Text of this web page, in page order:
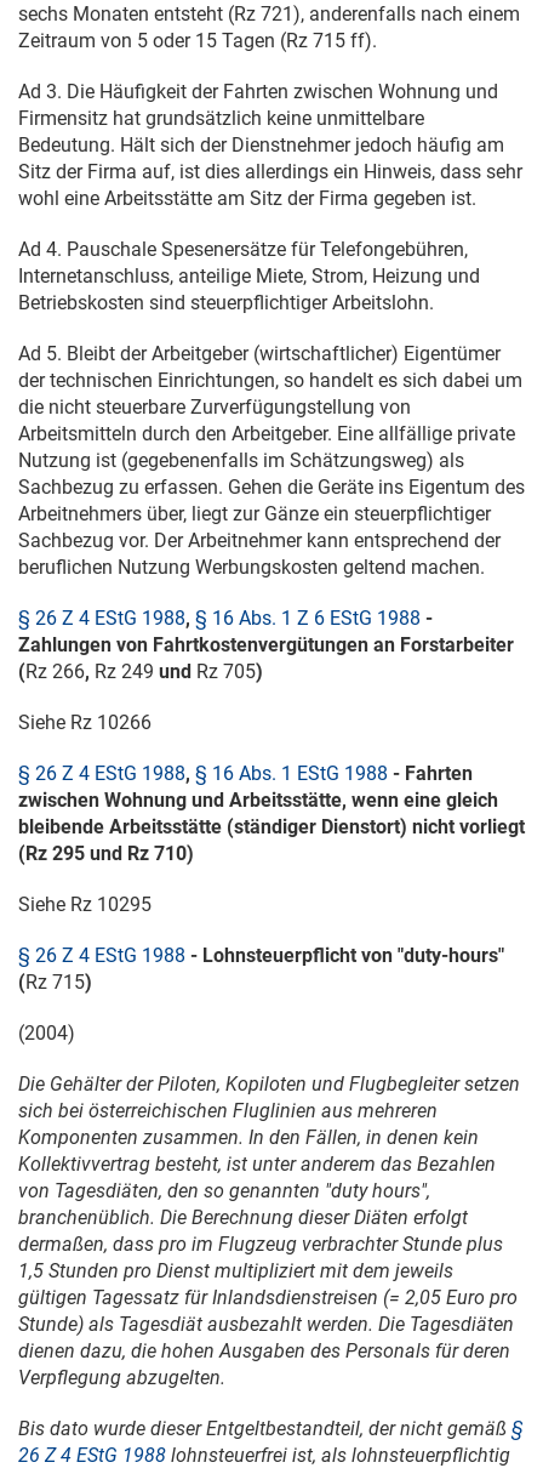
sechs Monaten entsteht (Rz 721), anderenfalls nach einem
Zeitraum von 5 oder 15 Tagen (Rz 715 ff).
Ad 3. Die Häufigkeit der Fahrten zwischen Wohnung und
Firmensitz hat grundsätzlich keine unmittelbare
Bedeutung. Hält sich der Dienstnehmer jedoch häufig am
Sitz der Firma auf, ist dies allerdings ein Hinweis, dass sehr
wohl eine Arbeitsstätte am Sitz der Firma gegeben ist.
Ad 4. Pauschale Spesenersätze für Telefongebühren,
Internetanschluss, anteilige Miete, Strom, Heizung und
Betriebskosten sind steuerpflichtiger Arbeitslohn.
Ad 5. Bleibt der Arbeitgeber (wirtschaftlicher) Eigentümer
der technischen Einrichtungen, so handelt es sich dabei um
die nicht steuerbare Zurverfügungstellung von
Arbeitsmitteln durch den Arbeitgeber. Eine allfällige private
Nutzung ist (gegebenenfalls im Schätzungsweg) als
Sachbezug zu erfassen. Gehen die Geräte ins Eigentum des
Arbeitnehmers über, liegt zur Gänze ein steuerpflichtiger
Sachbezug vor. Der Arbeitnehmer kann entsprechend der
beruflichen Nutzung Werbungskosten geltend machen.
§ 26 Z 4 EStG 1988, § 16 Abs. 1 Z 6 EStG 1988 -
Zahlungen von Fahrtkostenvergütungen an Forstarbeiter
(Rz 266, Rz 249 und Rz 705)
Siehe Rz 10266
§ 26 Z 4 EStG 1988, § 16 Abs. 1 EStG 1988 - Fahrten
zwischen Wohnung und Arbeitsstätte, wenn eine gleich
bleibende Arbeitsstätte (ständiger Dienstort) nicht vorliegt
(Rz 295 und Rz 710)
Siehe Rz 10295
§ 26 Z 4 EStG 1988 - Lohnsteuerpflicht von "duty-hours"
(Rz 715)
(2004)
Die Gehälter der Piloten, Kopiloten und Flugbegleiter setzen
sich bei österreichischen Fluglinien aus mehreren
Komponenten zusammen. In den Fällen, in denen kein
Kollektivvertrag besteht, ist unter anderem das Bezahlen
von Tagesdiäten, den so genannten "duty hours",
branchenüblich. Die Berechnung dieser Diäten erfolgt
dermaßen, dass pro im Flugzeug verbrachter Stunde plus
1,5 Stunden pro Dienst multipliziert mit dem jeweils
gültigen Tagessatz für Inlandsdienstreisen (= 2,05 Euro pro
Stunde) als Tagesdiät ausbezahlt werden. Die Tagesdiäten
dienen dazu, die hohen Ausgaben des Personals für deren
Verpflegung abzugelten.
Bis dato wurde dieser Entgeltbestandteil, der nicht gemäß §
26 Z 4 EStG 1988 lohnsteuerfrei ist, als lohnsteuerpflichtig